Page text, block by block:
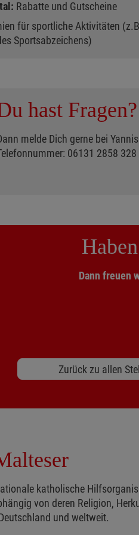
Rabatte und Gutscheine
für sportliche Aktivitäten
Sportsabzeichens)
hast Fragen?
melde Dich gerne bei
06131 2858 328
Dann freuen
Zurück zu allen
katholische
von deren Religion,
und weltweit.